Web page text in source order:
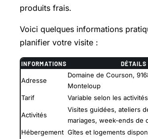
produits frais.
Voici quelques informations
planifier votre visite :
INFORMATIONS DÉTAILS
Adresse
Domaine de Courson,
Monteloup
Tarif
Variable selon les
Activités
Visites guidées, ateliers
mariages, week-ends de
Hébergement Gîtes et logements